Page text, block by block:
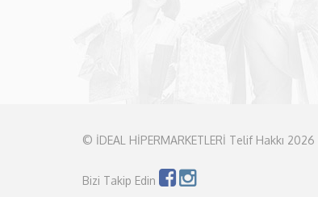
© İDEAL HİPERMARKETLERİ Telif Hakkı 2026
Bizi Takip Edin